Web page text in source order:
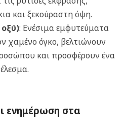
και ξεκούραστη όψη.
: Ενέσιμα εμφυτεύματα
χαμένο όγκο, βελτιώνουν
και προσφέρουν ένα
ενημέρωση στα